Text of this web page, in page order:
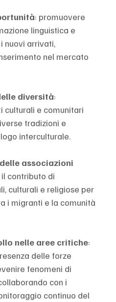
: promuovere
linguistica e
nuovi arrivati,
nel mercato
diversità:
culturali e comunitari
tradizioni e
interculturale.
associazioni
contributo di
culturali e religiose per
i migranti e la comunità
nelle aree critiche:
delle forze
fenomeni di
con i
continuo del